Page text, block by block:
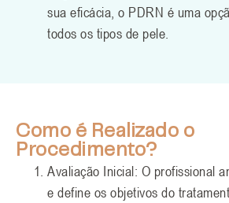
sua eficácia, o PDRN é uma
todos os tipos de pele.
Como é Realizado o
Procedimento?
Avaliação Inicial: O profissional
e define os objetivos do